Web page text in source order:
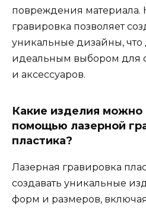
повреждения материала.
гравировка позволяет
уникальные дизайны, что
идеальным выбором для
и аксессуаров.
Какие изделия можно
помощью лазерной
пластика?
Лазерная гравировка
создавать уникальные
форм и размеров,